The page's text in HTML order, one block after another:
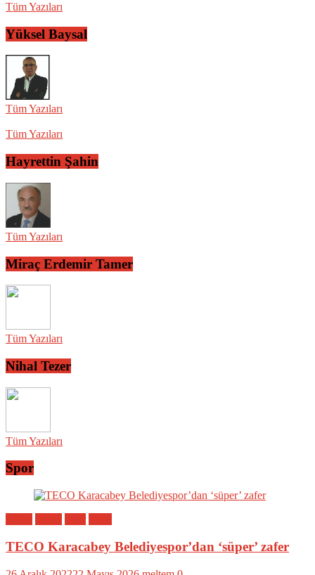
Tüm Yazıları
Yüksel Baysal
Tüm Yazıları
Tüm Yazıları
Hayrettin Şahin
Tüm Yazıları
Miraç Erdemir Tamer
Tüm Yazıları
Nihal Tezer
Tüm Yazıları
Spor
TECO Karacabey Belediyespor’dan ‘süper’ zafer